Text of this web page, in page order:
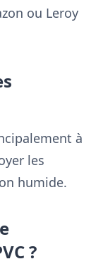
ou Leroy
à
les
humide.
?